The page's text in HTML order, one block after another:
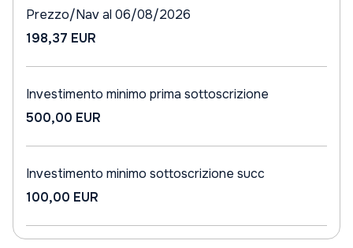
Prezzo/Nav al 06/08/2026
198,37 EUR
Investimento minimo prima sottoscrizione
500,00 EUR
Investimento minimo sottoscrizione succ
100,00 EUR